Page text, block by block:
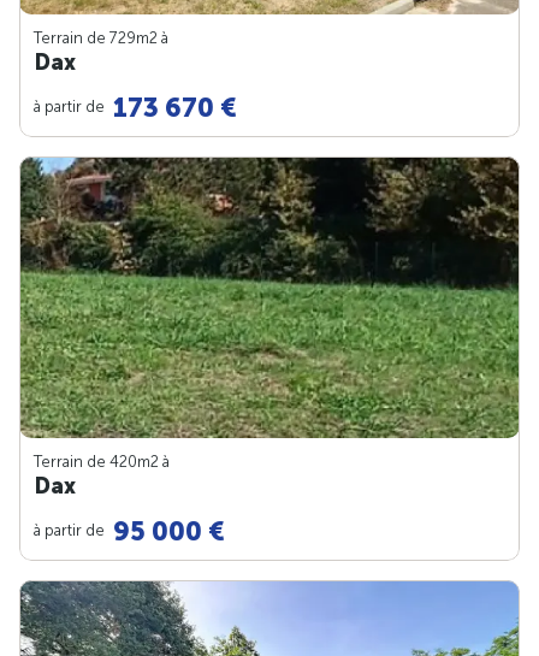
Terrain de 729m2 à
Dax
à partir de 173 670 €
Terrain de 420m2 à
Dax
à partir de 95 000 €